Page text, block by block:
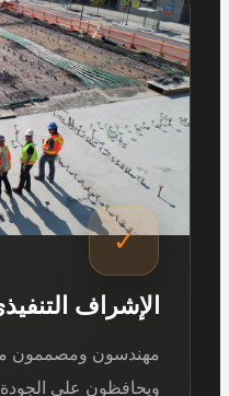
✓
الإشراف التنفيذي
مهندسون ومصممون متخصصون
ويحافظون على الجودة حتى